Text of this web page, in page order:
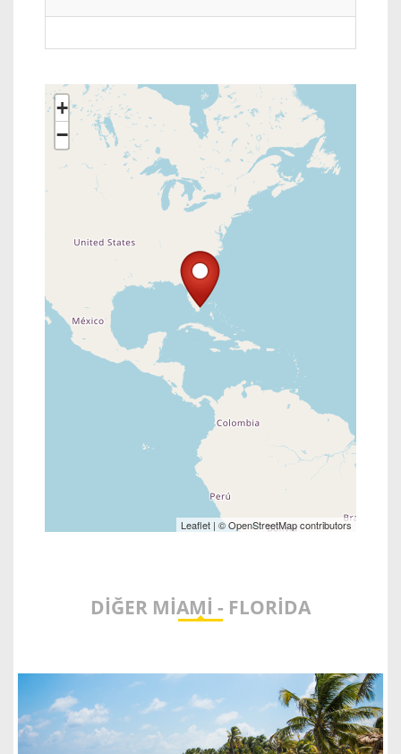
+
−
Leaflet | ©OpenStreetMapcontributors
DIĞER MIAMI - FLORIDA